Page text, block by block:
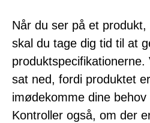
Når du ser på et
skal du tage dig tid til at
sat ned, fordi produktet
imødekomme dine
Kontroller også, om der